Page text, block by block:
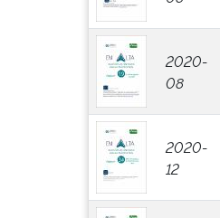
2020-
08
2020-
12